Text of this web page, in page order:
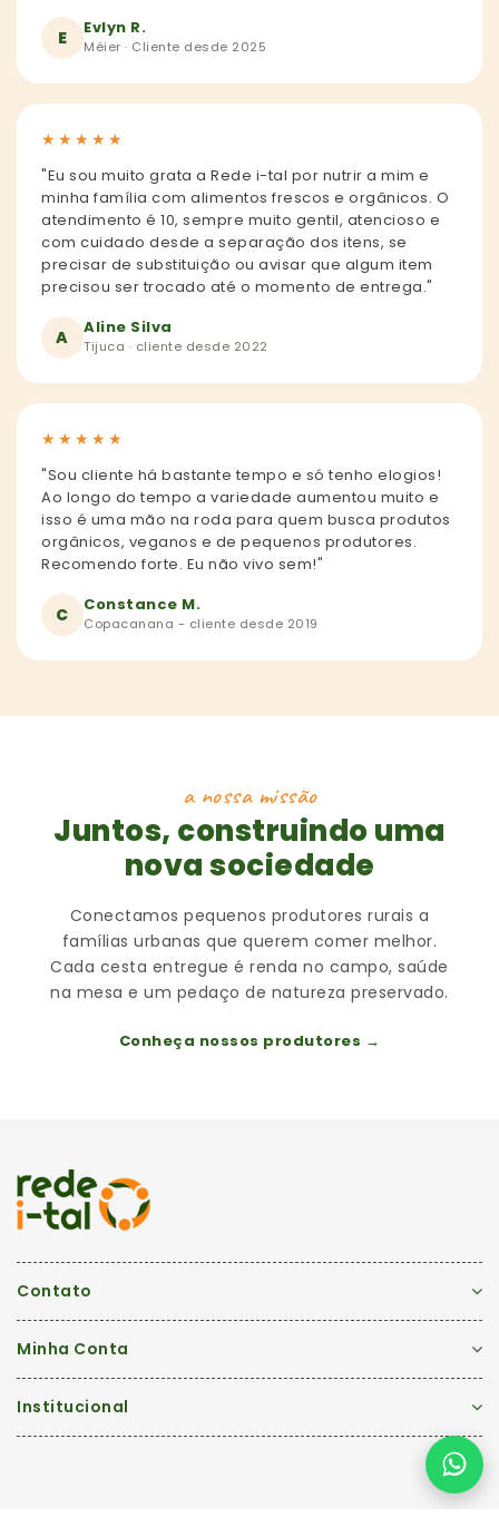
E Evlyn R.
Méier · Cliente desde 2025
★ ★ ★ ★ ★
"Eu sou muito grata a Rede i-tal por nutrir a mim e
minha família com alimentos frescos e orgânicos. O
atendimento é 10, sempre muito gentil, atencioso e
com cuidado desde a separação dos itens, se
precisar de substituição ou avisar que algum item
precisou ser trocado até o momento de entrega."
A Aline Silva
Tijuca · cliente desde 2022
★ ★ ★ ★ ★
"Sou cliente há bastante tempo e só tenho elogios!
Ao longo do tempo a variedade aumentou muito e
isso é uma mão na roda para quem busca produtos
orgânicos, veganos e de pequenos produtores.
Recomendo forte. Eu não vivo sem!"
C Constance M.
Copacanana - cliente desde 2019
a nossa missão
Juntos, construindo uma
nova sociedade
Conectamos pequenos produtores rurais a
famílias urbanas que querem comer melhor.
Cada cesta entregue é renda no campo, saúde
na mesa e um pedaço de natureza preservado.
Conheça nossos produtores →
Contato
Minha Conta
Institucional